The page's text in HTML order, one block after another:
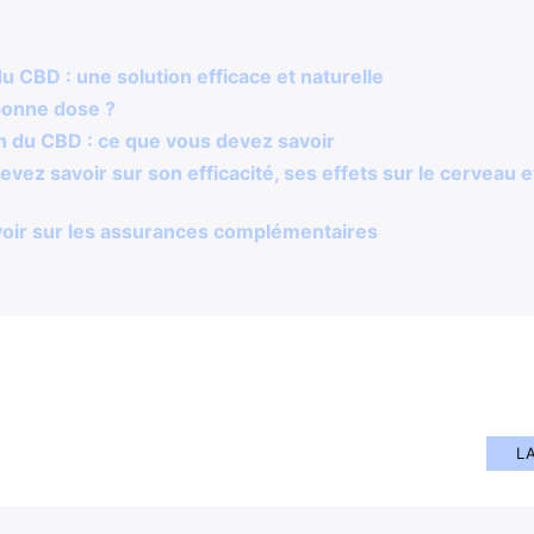
CBD : une solution efficace et naturelle
dose ?
du CBD : ce que vous devez savoir
savoir sur son efficacité, ses effets sur le cerveau
sur les assurances complémentaires